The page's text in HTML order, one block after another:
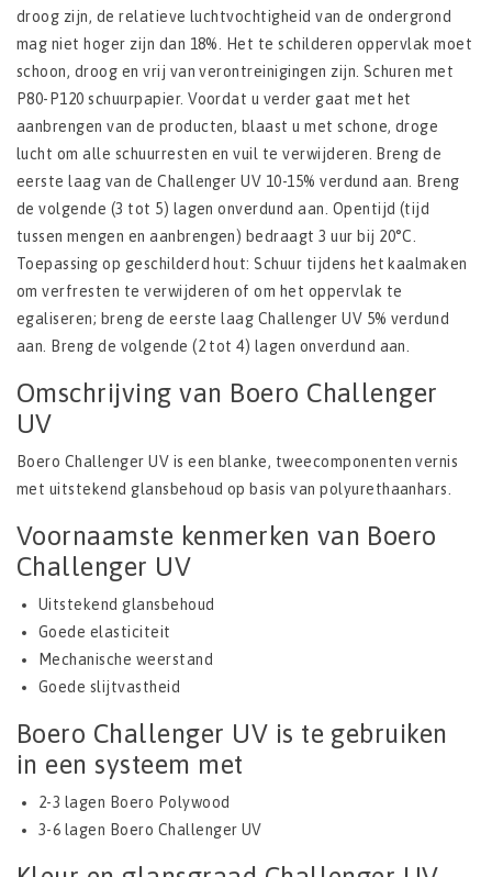
droog zijn, de relatieve luchtvochtigheid van de ondergrond
mag niet hoger zijn dan 18%. Het te schilderen oppervlak moet
schoon, droog en vrij van verontreinigingen zijn. Schuren met
P80-P120 schuurpapier. Voordat u verder gaat met het
aanbrengen van de producten, blaast u met schone, droge
lucht om alle schuurresten en vuil te verwijderen. Breng de
eerste laag van de Challenger UV 10-15% verdund aan. Breng
de volgende (3 tot 5) lagen onverdund aan. Opentijd (tijd
tussen mengen en aanbrengen) bedraagt 3 uur bij 20°C.
Toepassing op geschilderd hout: Schuur tijdens het kaalmaken
om verfresten te verwijderen of om het oppervlak te
egaliseren; breng de eerste laag Challenger UV 5% verdund
aan. Breng de volgende (2 tot 4) lagen onverdund aan.
Omschrijving van Boero Challenger
UV
Boero Challenger UV is een blanke, tweecomponenten vernis
met uitstekend glansbehoud op basis van polyurethaanhars.
Voornaamste kenmerken van Boero
Challenger UV
Uitstekend glansbehoud
Goede elasticiteit
Mechanische weerstand
Goede slijtvastheid
Boero Challenger UV is te gebruiken
in een systeem met
2-3 lagen Boero Polywood
3-6 lagen Boero Challenger UV